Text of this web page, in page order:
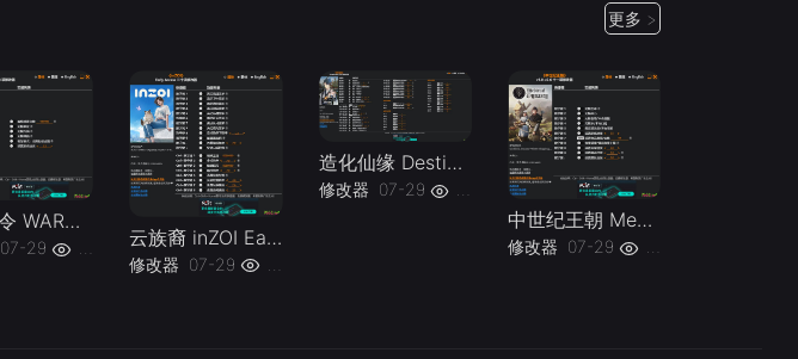
更多 >
预先号令 WARNO v20240527-v20260630 Plus 6 Trainer-单机修改器下载-仅支持迅雷（部分修改器仅支持本站游戏本体
07-29 云族裔 inZOI Early Access Plus 20 Trainer Updated 2026.06.25-单机修改器下载-仅支持迅雷（部分修改器仅支持本站游戏本体
修改器 07-29
造化仙缘 Destiny of Immortal Early Access Plus 58 Trainer-单机修改器下载-仅支持迅雷（部分修改器仅支持本站游戏本体
修改器 07-29
中世纪王朝 Medieval Dynasty v1.0-v2.6 Plus 11 Trainer-单机修改器下载-仅支持迅雷（部分修改器仅支持本站游戏本体
修改器 07-29